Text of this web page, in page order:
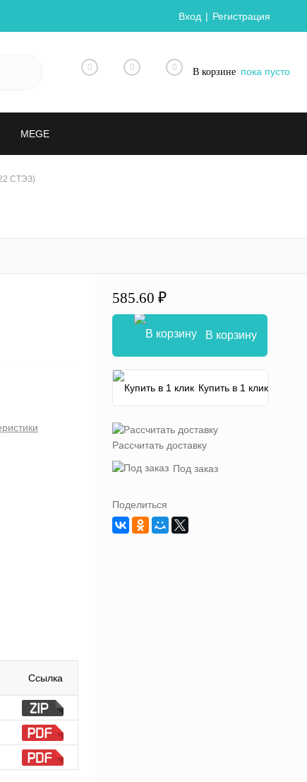
Вход Регистрация
0 0 0 В корзине пока пусто
MEGE
СТЭЗ)
Ссылка
585.60 ₽
В корзину
Купить в 1 клик
Рассчитать доставку
Под заказ
Поделиться